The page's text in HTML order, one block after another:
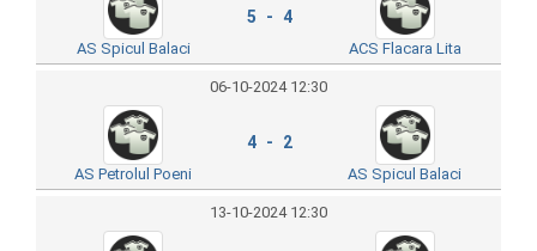
AS Spicul Balaci
5 - 4
ACS Flacara Lita
06-10-2024 12:30
AS Petrolul Poeni
4 - 2
AS Spicul Balaci
13-10-2024 12:30